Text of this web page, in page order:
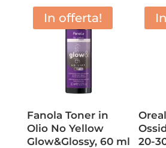
In offerta!
Fanola Toner in
Olio No Yellow
Glow&Glossy, 60 ml
20-